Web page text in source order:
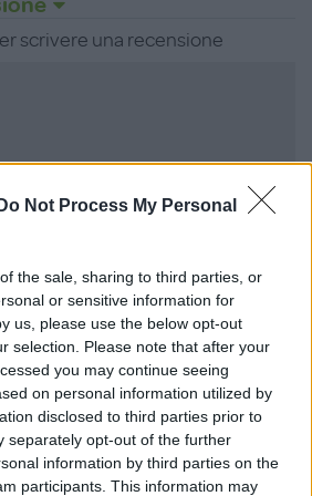
Do Not Process My Personal
the sale, sharing to third parties, or
or sensitive information for
us, please use the below opt-out
selection. Please note that after your
you may continue seeing
on personal information utilized by
disclosed to third parties prior to
separately opt-out of the further
information by third parties on the
participants. This information may
scrivere una recensione
MammacheTest?
LOGIN